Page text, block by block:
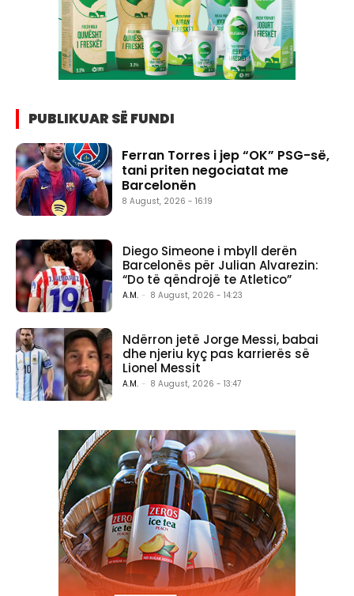
PUBLIKUAR SË FUNDI
Ferran Torres i jep “OK” PSG-së,
tani priten negociatat me
Barcelonën
8 August, 2026 - 16:19
Diego Simeone i mbyll derën
Barcelonës për Julian Alvarezin:
“Do të qëndrojë te Atletico”
A.M. - 8 August, 2026 - 14:23
Ndërron jetë Jorge Messi, babai
dhe njeriu kyç pas karrierës së
Lionel Messit
A.M. - 8 August, 2026 - 13:47